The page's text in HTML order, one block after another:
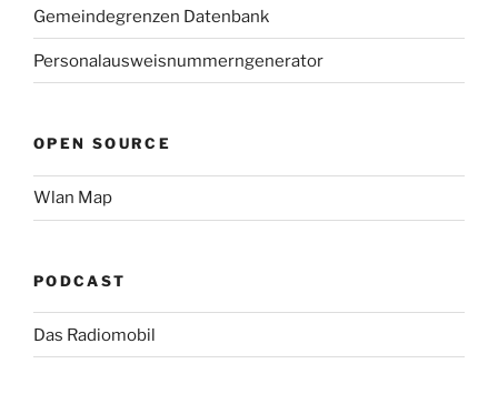
Gemeindegrenzen Datenbank
Personalausweisnummerngenerator
OPEN SOURCE
Wlan Map
PODCAST
Das Radiomobil